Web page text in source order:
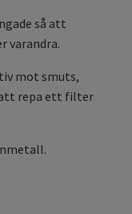
så att
varandra.
mot smuts,
repa ett filter